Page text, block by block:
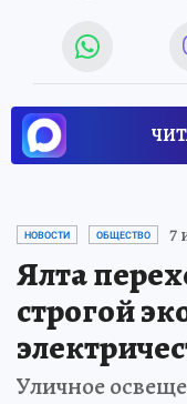
НОВОСТИ ОБЩЕСТВО 7
Ялта
строгой
Уличное